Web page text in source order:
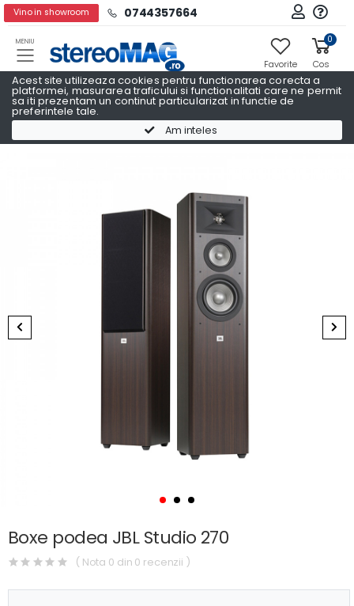
Acest site utilizeaza cookies pentru functionarea corecta a
platformei, masurarea traficului si functionalitati care ne permit
sa iti prezentam un continut particularizat in functie de
preferintele tale.
Am inteles
Vino in showroom 0744357664
MENIU
Favorite
0
Cos
Boxe podea JBL
Boxe podea JBL Studio 270
( Nota 0 din 0 recenzii )